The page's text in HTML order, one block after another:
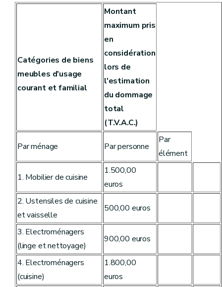
Catégories de biens
meubles d'usage
courant et familial
Montant
maximum pris
en
considération
lors de
l'estimation
du dommage
total
(T.V.A.C.)
Par ménage Par personne
Par
élément
1. Mobilier de cuisine
1.500,00
euros
2. Ustensiles de cuisine
et vaisselle
500,00 euros
3. Electroménagers
(linge et nettoyage)
900,00 euros
4. Electroménagers
(cuisine)
1.800,00
euros